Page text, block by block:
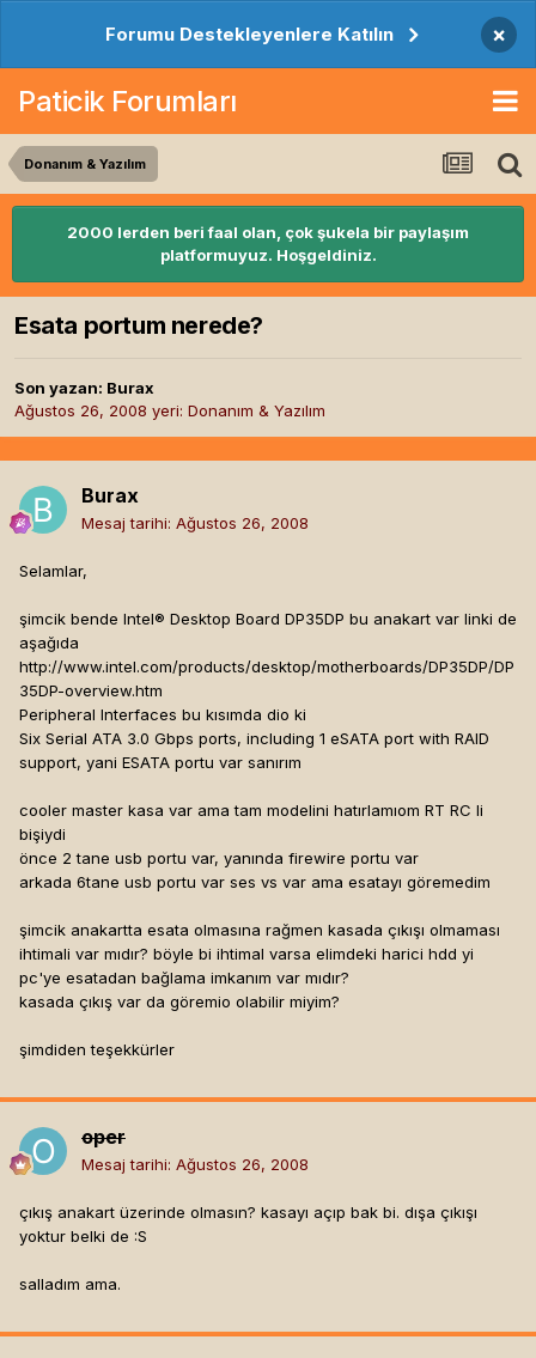
Forumu Destekleyenlere Katılın ×
Paticik Forumları
Donanım & Yazılım
2000 lerden beri faal olan, çok şukela bir paylaşım
platformuyuz. Hoşgeldiniz.
Esata portum nerede?
Son yazan: Burax
Ağustos 26, 2008 yeri: Donanım & Yazılım
Burax
Mesaj tarihi: Ağustos 26, 2008
Selamlar,
şimcik bende Intel® Desktop Board DP35DP bu anakart var linki de
aşağıda
http://www.intel.com/products/desktop/motherboards/DP35DP/DP
35DP-overview.htm
Peripheral Interfaces bu kısımda dio ki
Six Serial ATA 3.0 Gbps ports, including 1 eSATA port with RAID
support, yani ESATA portu var sanırım
cooler master kasa var ama tam modelini hatırlamıom RT RC li
bişiydi
önce 2 tane usb portu var, yanında firewire portu var
arkada 6tane usb portu var ses vs var ama esatayı göremedim
şimcik anakartta esata olmasına rağmen kasada çıkışı olmaması
ihtimali var mıdır? böyle bi ihtimal varsa elimdeki harici hdd yi
pc'ye esatadan bağlama imkanım var mıdır?
kasada çıkış var da göremio olabilir miyim?
şimdiden teşekkürler
oper
Mesaj tarihi: Ağustos 26, 2008
çıkış anakart üzerinde olmasın? kasayı açıp bak bi. dışa çıkışı
yoktur belki de :S
salladım ama.